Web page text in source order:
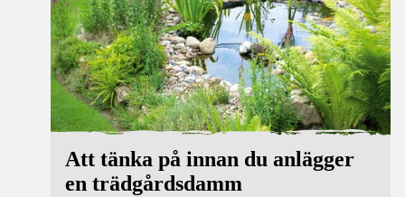
Att tänka på innan du anlägger
en trädgårdsdamm